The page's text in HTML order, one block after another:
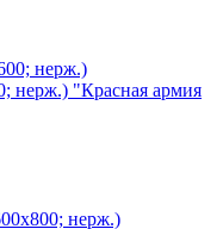
"Красная армия